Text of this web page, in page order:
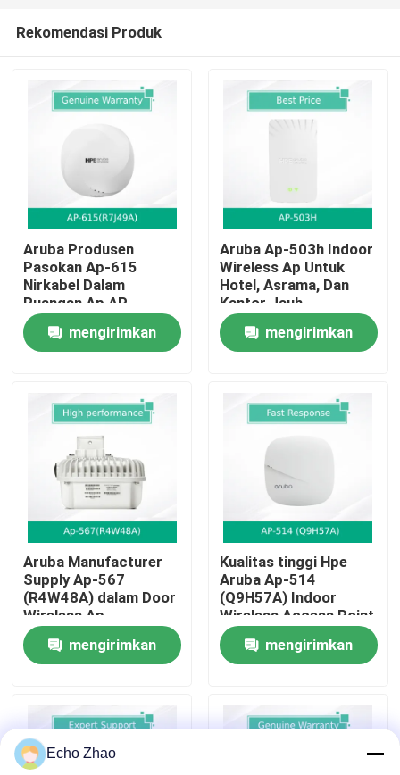
Rumah
Produk
Tentang Kami
Tur Pabrik
Kontrol Kualitas
Hubungi Kami
Berita
Minta Kutipan
Rekomendasi Produk
Aruba Produsen
Pasokan Ap-615
Nirkabel Dalam
Ruangan Ap AP-
615(R7J49A)
mengirimkan
Aruba Ap-503h Indoor
Wireless Ap Untuk
Hotel, Asrama, Dan
Kantor Jauh
mengirimkan
Aruba Manufacturer
Supply Ap-567
(R4W48A) dalam Door
Wireless Ap
mengirimkan
Kualitas tinggi Hpe
Aruba Ap-514
(Q9H57A) Indoor
Wireless Access Point
untuk Bisnis
mengirimkan
Echo Zhao